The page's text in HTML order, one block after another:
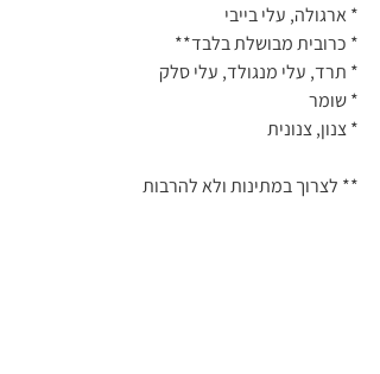
* ארגולה, עלי בייבי
* כרובית מבושלת בלבד**
* תרד, עלי מנגולד, עלי סלק
* שומר
* צנון, צנונית
** לצרוך במתינות ולא להרבות